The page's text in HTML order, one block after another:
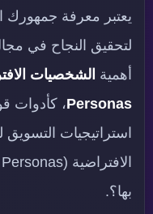
يعتبر معرفة جمهورك
لتحقيق النجاح في
أهمية الشخصيات
Personas، كأدوات
استراتيجيات
بها؟.